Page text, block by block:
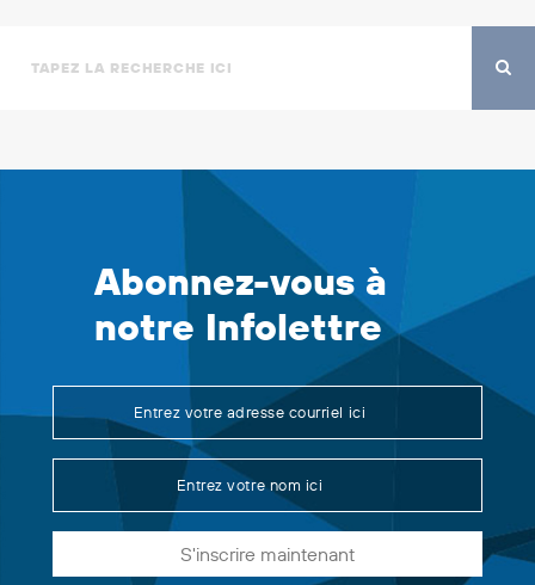
Abonnez-vous à
notre Infolettre
S'inscrire maintenant